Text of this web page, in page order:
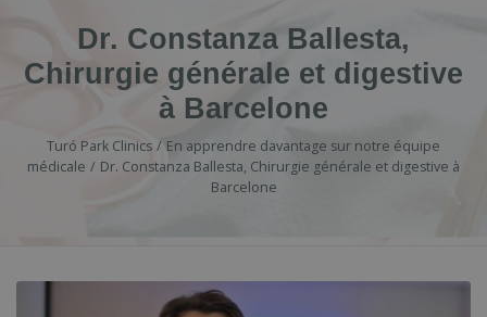
Dr. Constanza Ballesta,
Chirurgie générale et digestive
à Barcelone
Turó Park Clinics
En apprendre davantage sur notre équipe
médicale
Dr. Constanza Ballesta, Chirurgie générale et digestive à
Barcelone